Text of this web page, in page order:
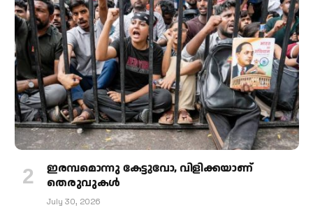
ഇരമ്പമൊന്നു കേട്ടുവോ, വിളിക്കയാണ്
തെരുവുകള്‍
July 30, 2026